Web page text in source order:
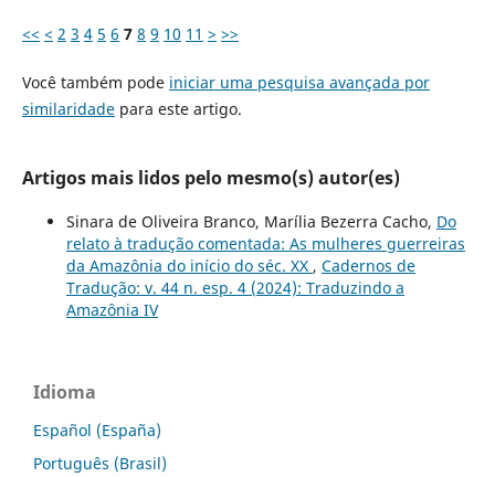
<< < 2 3 4 5 6 7 8 9 10 11 > >>
Você também pode iniciar uma pesquisa avançada por
similaridadepara este artigo.
Artigos mais lidos pelo mesmo(s) autor(es)
Sinara de Oliveira Branco, Marília Bezerra Cacho, Do
relato à tradução comentada: As mulheres guerreiras
da Amazônia do início do séc. XX , Cadernos de
Tradução: v. 44 n. esp. 4 (2024): Traduzindo a
Amazônia IV
Idioma
Español (España)
Português (Brasil)